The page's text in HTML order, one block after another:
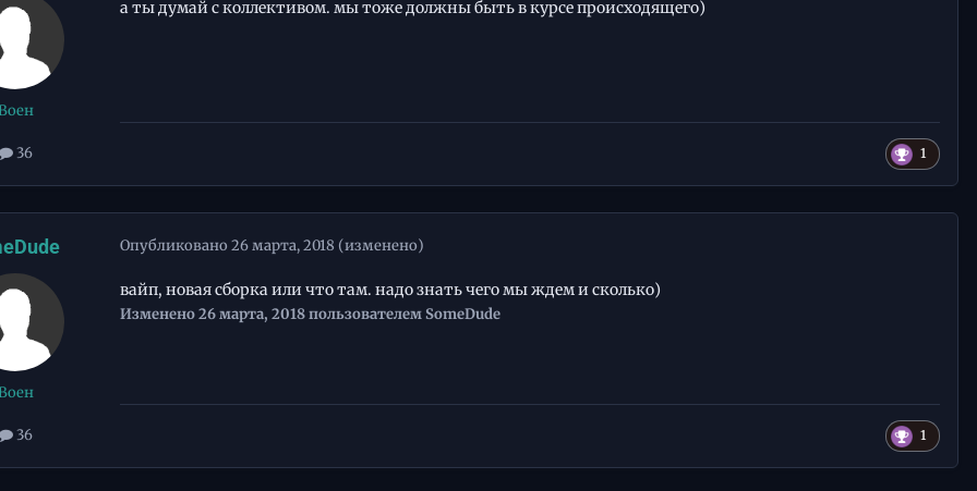
36
а ты думай с коллективом. мы тоже должны быть в курсе происходящего)
1
36
Опубликовано 26 марта, 2018 (изменено)
вайп, новая сборка или что там. надо знать чего мы ждем и сколько)
Изменено26 марта, 2018пользователем SomeDude
1